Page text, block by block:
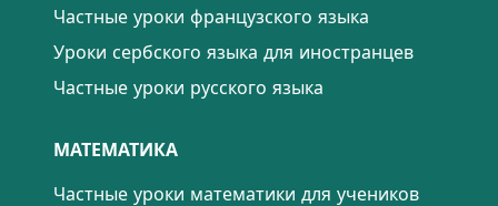
Частные уроки французского языка
Уроки сербского языка для иностранцев
Частные уроки русского языка
МАТЕМАТИКА
Частные уроки математики для учеников